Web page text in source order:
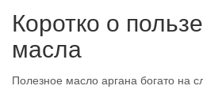
Коротко о
масла
Полезное масло аргана богато на